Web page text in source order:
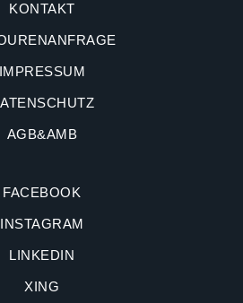
KONTAKT
IMPRESSUM
AGB&AMB
FACEBOOK
INSTAGRAM
LINKEDIN
XING